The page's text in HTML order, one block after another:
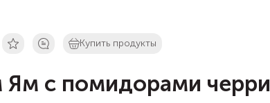
Купить продукты
Ям с помидорами черри